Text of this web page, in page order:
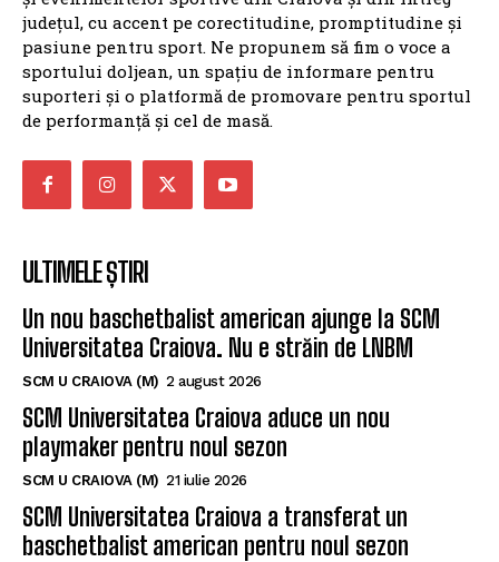
județul, cu accent pe corectitudine, promptitudine și
pasiune pentru sport. Ne propunem să fim o voce a
sportului doljean, un spațiu de informare pentru
suporteri și o platformă de promovare pentru sportul
de performanță și cel de masă.
ULTIMELE ȘTIRI
Un nou baschetbalist american ajunge la SCM
Universitatea Craiova. Nu e străin de LNBM
SCM U CRAIOVA (M) 2 august 2026
SCM Universitatea Craiova aduce un nou
playmaker pentru noul sezon
SCM U CRAIOVA (M) 21 iulie 2026
SCM Universitatea Craiova a transferat un
baschetbalist american pentru noul sezon